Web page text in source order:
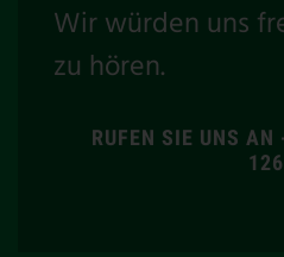
Wir würden uns
zu hören.
RUFEN SIE UNS
126